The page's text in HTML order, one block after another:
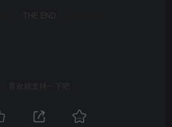
THE END
喜欢就支持一下吧